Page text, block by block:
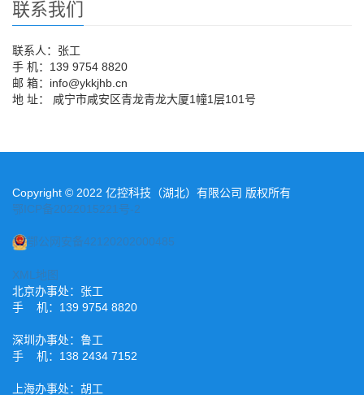
联系我们
联系人：张工
手 机：139 9754 8820
邮 箱：info@ykkjhb.cn
地 址： 咸宁市咸安区青龙青龙大厦1幢1层101号
Copyright © 2022 亿控科技（湖北）有限公司 版权所有
鄂ICP备2022015221号-2
鄂公网安备42120202000485
XML地图
北京办事处：张工
手 机：139 9754 8820
深圳办事处：鲁工
手 机：138 2434 7152
上海办事处：胡工